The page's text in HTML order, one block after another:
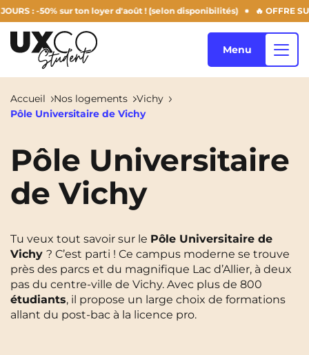
: -50% sur ton loyer d'août ! (selon disponibilités) 🔥 OFFRE
Annemasse
Bezons NEW! Blois
Bordeaux Boulogne-Billancourt
Brest Caen
Cergy-Pontoise Clermont-Ferrand
Qui sommes-nous ?
Blog
FR
Menu
Accueil Nos logements
Vichy
Pôle Universitaire de Vichy
Pôle Universitaire
de Vichy
Tu veux tout savoir sur le Pôle Universitaire de
Vichy ? C’est parti ! Ce campus moderne se trouve
près des parcs et du magnifique Lac d’Allier, à deux
pas du centre-ville de Vichy. Avec plus de 800
étudiants, il propose un large choix de formations
allant du post-bac à la licence pro.